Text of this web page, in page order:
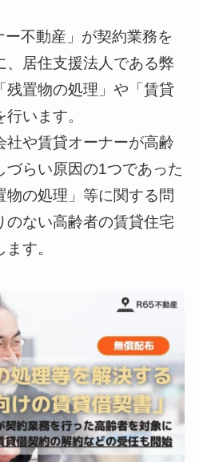
不動産」が契約業務を
、居住支援法人である弊
残置物の処理」や「賃貸
います。
社や賃貸オーナーが高齢
づらい原因の1つであった
物の処理」等に関する問
のない高齢者の賃貸住宅
す。